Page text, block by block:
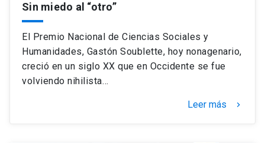
Sin miedo al “otro”
El Premio Nacional de Ciencias Sociales y
Humanidades, Gastón Soublette, hoy nonagenario,
creció en un siglo XX que en Occidente se fue
volviendo nihilista…
Leer más keyboard_arrow_right